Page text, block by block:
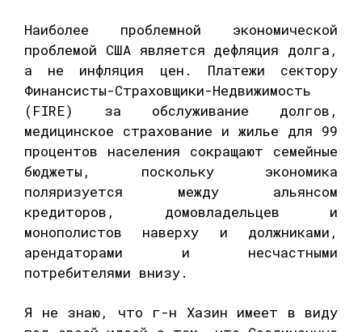
Наиболее проблемной экономической
проблемой США является дефляция долга,
а не инфляция цен. Платежи сектору
Финансисты-Страховщики-Недвижимость
(FIRE) за обслуживание долгов,
медицинское страхование и жилье для 99
процентов населения сокращают семейные
бюджеты, поскольку экономика
поляризуется между альянсом
кредиторов, домовладельцев и
монополистов наверху и должниками,
арендаторами и несчастными
потребителями внизу.
Я не знаю, что г-н Хазин имеет в виду